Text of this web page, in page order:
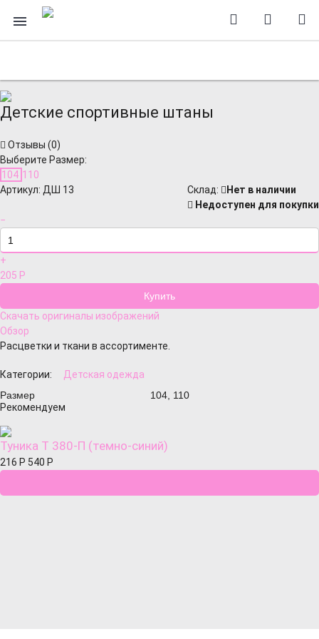
Детские спортивные штаны
Отзывы (0)
Выберите Размер:
104 110
Артикул: ДШ 13 Cклад:
Нет в наличии
Недоступен для покупки
−
+
205 Р
Скачать оригиналы изображений
Обзор
Расцветки и ткани в ассортименте.
Категории:
Детская одежда
Размер
104, 110
Рекомендуем
Туника Т 380-П (темно-синий)
216 Р 540 Р